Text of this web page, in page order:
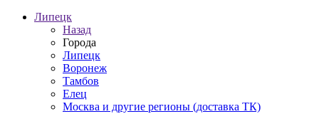
Липецк
Назад
Города
Липецк
Воронеж
Тамбов
Елец
Москва и другие регионы (доставка ТК)